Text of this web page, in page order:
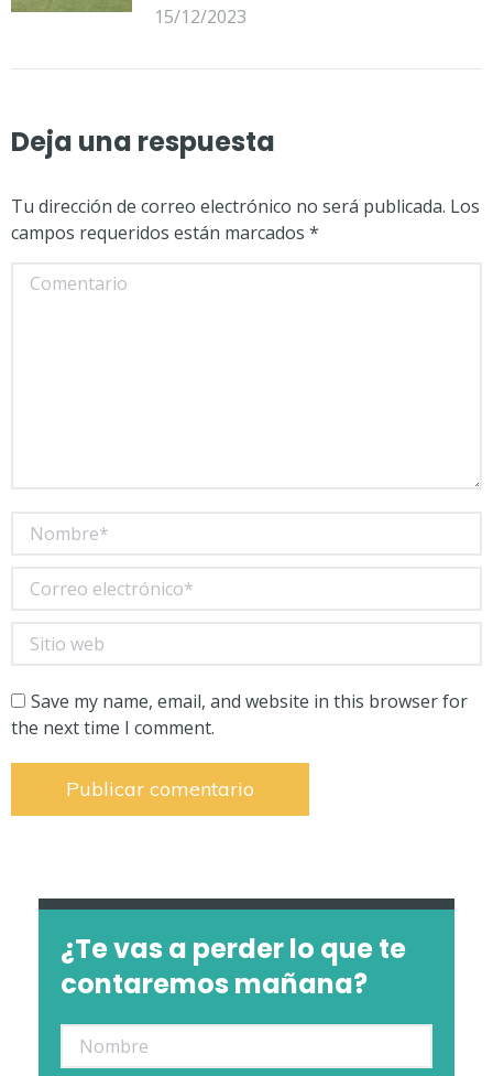
15/12/2023
Deja una respuesta
Tu dirección de correo electrónico no será publicada. Los
campos requeridos están marcados *
Comentario
Nombre *
Correo electrónico *
Sitio web
Save my name, email, and website in this browser for
the next time I comment.
Publicar comentario
¿Te vas a perder lo que te
contaremos mañana?